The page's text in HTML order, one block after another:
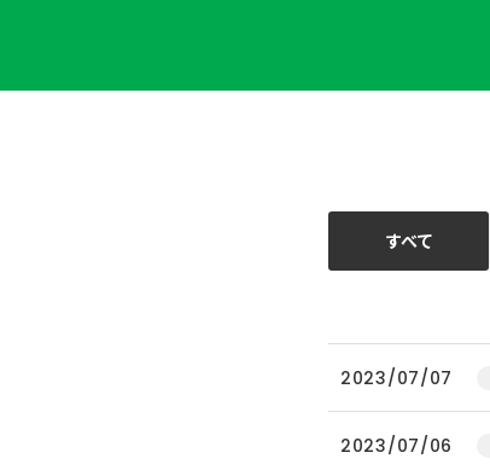
すべて
2023/07/07
2023/07/06